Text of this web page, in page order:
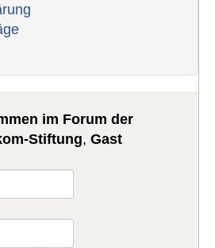
im Forum der
Stiftung,Gast